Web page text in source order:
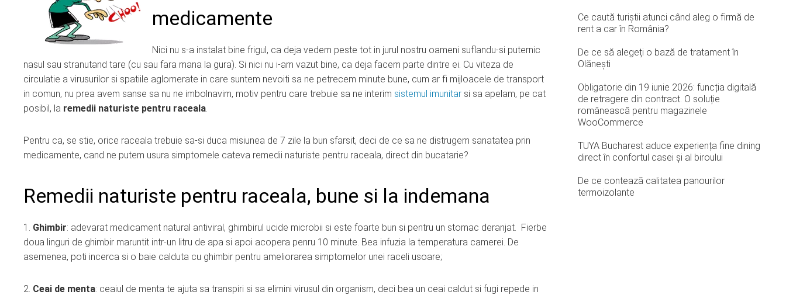
medicamente
Nici nu s-a instalat bine frigul, ca deja vedem peste tot in jurul nostru oameni suflandu-si puternic
nasul sau stranutand tare (cu sau fara mana la gura). Si nici nu i-am vazut bine, ca deja facem parte dintre ei. Cu viteza de
circulatie a virusurilor si spatiile aglomerate in care suntem nevoiti sa ne petrecem minute bune, cum ar fi mijloacele de transport
in comun, nu prea avem sanse sa nu ne imbolnavim, motiv pentru care trebuie sa ne interim sistemul imunitar si sa apelam, pe cat
posibil, la remedii naturiste pentru raceala.
Pentru ca, se stie, orice raceala trebuie sa-si duca misiunea de 7 zile la bun sfarsit, deci de ce sa ne distrugem sanatatea prin
medicamente, cand ne putem usura simptomele cateva remedii naturiste pentru raceala, direct din bucatarie?
Remedii naturiste pentru raceala, bune si la indemana
1. Ghimbir: adevarat medicament natural antiviral, ghimbirul ucide microbii si este foarte bun si pentru un stomac deranjat. Fierbe
doua linguri de ghimbir maruntit intr-un litru de apa si apoi acopera penru 10 minute. Bea infuzia la temperatura camerei. De
asemenea, poti incerca si o baie calduta cu ghimbir pentru ameliorarea simptomelor unei raceli usoare;
2. Ceai de menta: ceaiul de menta te ajuta sa transpiri si sa elimini virusul din organism, deci bea un ceai caldut si fugi repede in
Ce caută turiștii atunci când aleg o firmă de
rent a car în România?
De ce să alegeți o bază de tratament în
Olănești
Obligatorie din 19 iunie 2026: funcția digitală
de retragere din contract. O soluție
românească pentru magazinele
WooCommerce
TUYA Bucharest aduce experiența fine dining
direct în confortul casei și al biroului
De ce contează calitatea panourilor
termoizolante